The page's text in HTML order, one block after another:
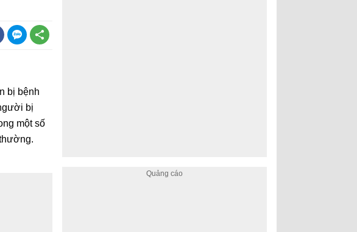
bị bệnh
bị
một số